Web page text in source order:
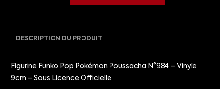
DESCRIPTION DU PRODUIT
Figurine Funko Pop Pokémon Poussacha N°984 – Vinyle
9cm – Sous Licence Officielle